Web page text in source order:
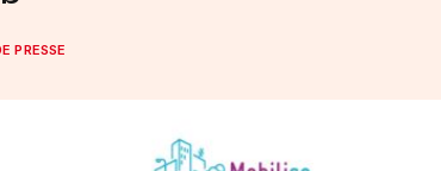
PRESSE